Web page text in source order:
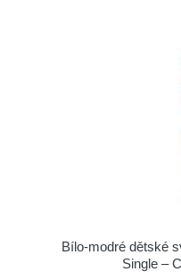
Bílo-modré dětské
Single –